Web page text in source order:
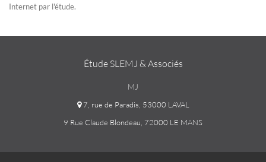
Internet par l'étude.
Étude SLEMJ & Associés
MJ
7, rue de Paradis, 53000 LAVAL
9 Rue Claude Blondeau, 72000 LE MANS